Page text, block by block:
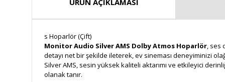
s Hoparlör (Çift)
Monitor Audio Silver AMS Dolby Atmos Hoparlör ,
detayı net bir şekilde ileterek, ev sineması deneyiminizi
Silver AMS, sesin yüksek kaliteli aktarımı ve etkileyici
olanak tanır.